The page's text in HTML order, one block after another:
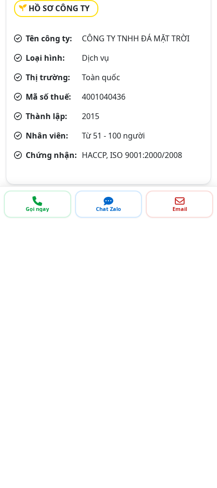
HỒ SƠ CÔNG TY
Tên công ty:
CÔNG TY TNHH ĐÁ MẶT TRỜI
Loại hình:
Dịch vụ
Thị trường:
Toàn quốc
Mã số thuế:
4001040436
Thành lập:
2015
Nhân viên:
Từ 51 - 100 người
Chứng nhận: HACCP, ISO 9001:2000/2008
Gọi ngay Chat Zalo Email